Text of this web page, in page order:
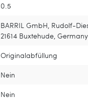
0.5
BARRIL GmbH, Rudolf-
21614 Buxtehude, Germany
Originalabfüllung
Nein
Nein